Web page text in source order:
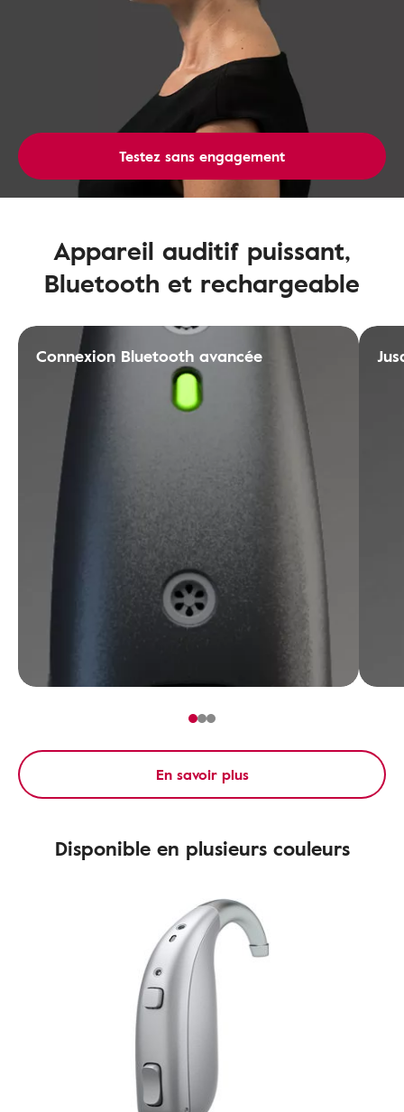
Testez sans engagement
Appareil auditif puissant,
Bluetooth et rechargeable
Connexion Bluetooth avancée
En savoir plus
Disponible en plusieurs couleurs